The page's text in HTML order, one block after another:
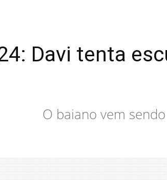
Davi tenta
O baiano vem